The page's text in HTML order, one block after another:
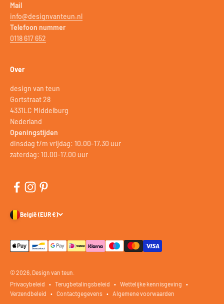
Mail
info@designvanteun.nl
Telefoon nummer
0118 617 652
Over
design van teun
Gortstraat 28
4331LC Middelburg
Nederland
Openingstijden
dinsdag t/m vrijdag: 10.00-17.30 uur
zaterdag: 10.00-17.00 uur
België (EUR €)
© 2026, Design van teun.
Privacybeleid
Terugbetalingsbeleid
Wettelijke kennisgeving
Verzendbeleid
Contactgegevens Algemene voorwaarden